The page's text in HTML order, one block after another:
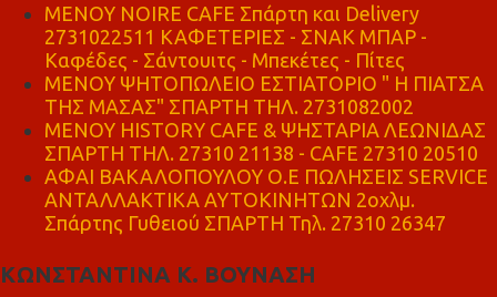
MENOY NOIRE CAFE Σπάρτη και Delivery
2731022511 ΚΑΦΕΤΕΡΙΕΣ - ΣΝΑΚ ΜΠΑΡ -
Καφέδες - Σάντουιτς - Μπεκέτες - Πίτες
ΜΕΝΟΥ ΨΗΤΟΠΩΛΕΙΟ ΕΣΤΙΑΤΟΡΙΟ " Η ΠΙΑΤΣΑ
ΤΗΣ ΜΑΣΑΣ" ΣΠΑΡΤΗ ΤΗΛ. 2731082002
ΜΕΝΟΥ HISTORY CAFE & ΨΗΣΤΑΡΙΑ ΛΕΩΝΙΔΑΣ
ΣΠΑΡΤΗ ΤΗΛ. 27310 21138 - CAFE 27310 20510
ΑΦΑΙ ΒΑΚΑΛΟΠΟΥΛΟΥ Ο.Ε ΠΩΛΗΣΕΙΣ SERVICE
ΑΝΤΑΛΛΑΚΤΙΚΑ ΑΥΤΟΚΙΝΗΤΩΝ 2οχλμ.
Σπάρτης Γυθειού ΣΠΑΡΤΗ Τηλ. 27310 26347
ΚΩΝΣΤΑΝΤΙΝΑ Κ. ΒΟΥΝΑΣΗ